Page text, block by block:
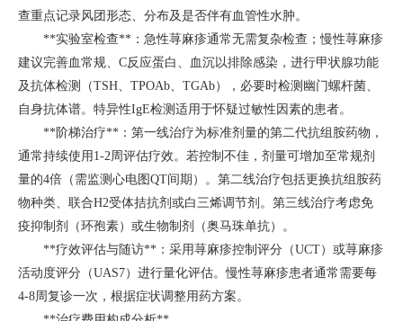
查重点记录风团形态、分布及是否伴有血管性水肿。
**实验室检查**：急性荨麻疹通常无需复杂检查；慢性荨麻疹
建议完善血常规、C反应蛋白、血沉以排除感染，进行甲状腺功能
及抗体检测（TSH、TPOAb、TGAb），必要时检测幽门螺杆菌、
自身抗体谱。特异性IgE检测适用于怀疑过敏性因素的患者。
**阶梯治疗**：第一线治疗为标准剂量的第二代抗组胺药物，
通常持续使用1-2周评估疗效。若控制不佳，剂量可增加至常规剂
量的4倍（需监测心电图QT间期）。第二线治疗包括更换抗组胺药
物种类、联合H2受体拮抗剂或白三烯调节剂。第三线治疗考虑免
疫抑制剂（环孢素）或生物制剂（奥马珠单抗）。
**疗效评估与随访**：采用荨麻疹控制评分（UCT）或荨麻疹
活动度评分（UAS7）进行量化评估。慢性荨麻疹患者通常需要每
4-8周复诊一次，根据症状调整用药方案。